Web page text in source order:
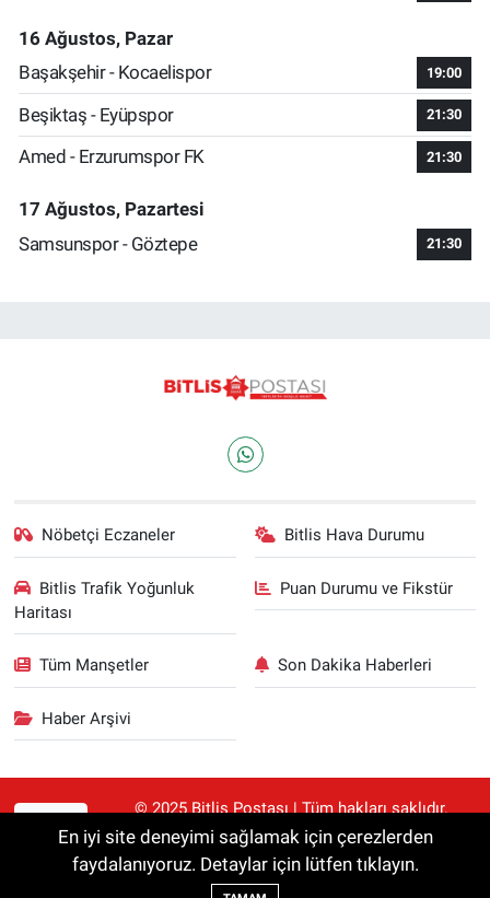
16 Ağustos, Pazar
Başakşehir - Kocaelispor
19:00
Beşiktaş - Eyüpspor 21:30
Amed - Erzurumspor FK 21:30
17 Ağustos, Pazartesi
Samsunspor - Göztepe
21:30
Nöbetçi Eczaneler Bitlis Hava Durumu
Bitlis Trafik Yoğunluk
Haritası
Puan Durumu ve Fikstür
Tüm Manşetler Son Dakika Haberleri
Haber Arşivi
© 2025 Bitlis Postası | Tüm hakları saklıdır.
Haberler kaynak gösterilmeden alıntılanamaz.
En iyi site deneyimi sağlamak için çerezlerden
faydalanıyoruz. Detaylar için lütfen tıklayın.